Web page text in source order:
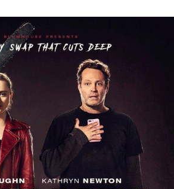
accesul la Tabăra de la Căsoaia și la
din zonă.
prin programul național „Anghel
a lucrărilor ridicându-se la
care 35.341.686,65 lei provin de la
433.654,16 lei reprezintă
Județean Arad (TVA inclusă).
să se finalizeze în acest an.
natural și